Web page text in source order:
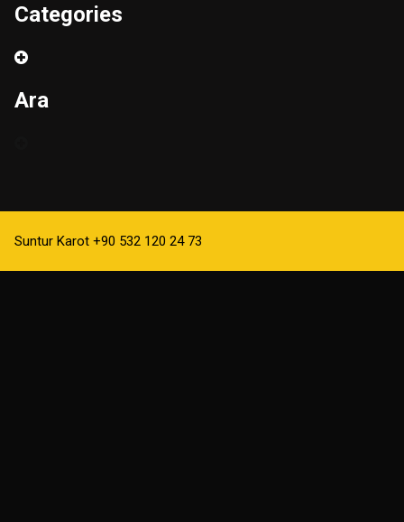
Categories
Ara
Suntur Karot +90 532 120 24 73